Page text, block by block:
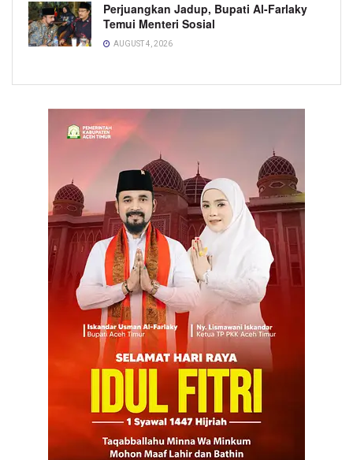
Perjuangkan Jadup, Bupati Al-Farlaky
Temui Menteri Sosial
AUGUST 4, 2026